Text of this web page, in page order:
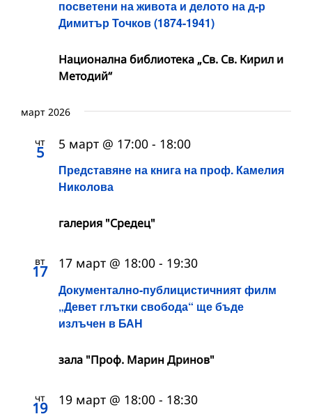
посветени на живота и делото на д-р
Димитър Точков (1874-1941)
Национална библиотека „Св. Св. Кирил и
Методий“
март 2026
чт
5
Представяне на книга на проф. Камелия
Николова
5 март @ 17:00 - 18:00
галерия "Средец"
вт
17
Документално-публицистичният филм
„Девет глътки свобода“ ще бъде
излъчен в БАН
17 март @ 18:00 - 19:30
зала "Проф. Марин Дринов"
чт
19 19 март @ 18:00 - 18:30